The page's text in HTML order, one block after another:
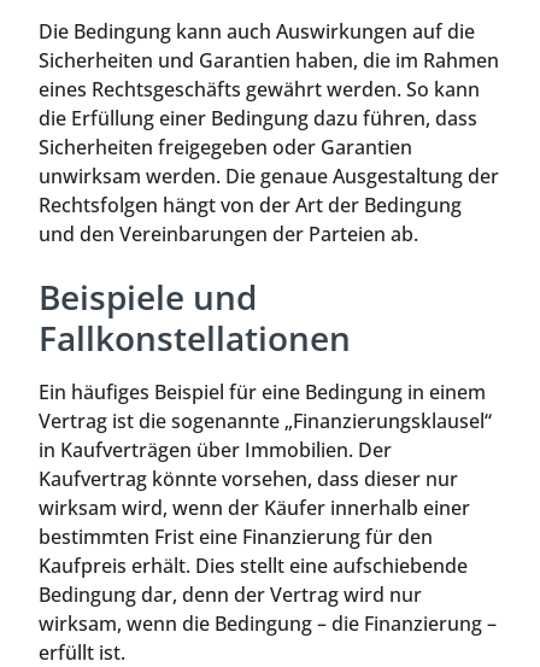
Die Bedingung kann auch Auswirkungen auf die
Sicherheiten und Garantien haben, die im Rahmen
eines Rechtsgeschäfts gewährt werden. So kann
die Erfüllung einer Bedingung dazu führen, dass
Sicherheiten freigegeben oder Garantien
unwirksam werden. Die genaue Ausgestaltung der
Rechtsfolgen hängt von der Art der Bedingung
und den Vereinbarungen der Parteien ab.
Beispiele und
Fallkonstellationen
Ein häufiges Beispiel für eine Bedingung in einem
Vertrag ist die sogenannte „Finanzierungsklausel“
in Kaufverträgen über Immobilien. Der
Kaufvertrag könnte vorsehen, dass dieser nur
wirksam wird, wenn der Käufer innerhalb einer
bestimmten Frist eine Finanzierung für den
Kaufpreis erhält. Dies stellt eine aufschiebende
Bedingung dar, denn der Vertrag wird nur
wirksam, wenn die Bedingung – die Finanzierung –
erfüllt ist.